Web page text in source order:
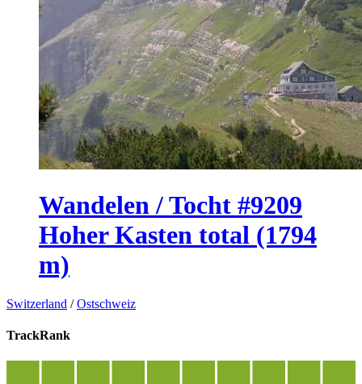
Wandelen / Tocht #9209
Hoher Kasten total (1794
m)
Switzerland /Ostschweiz
TrackRank